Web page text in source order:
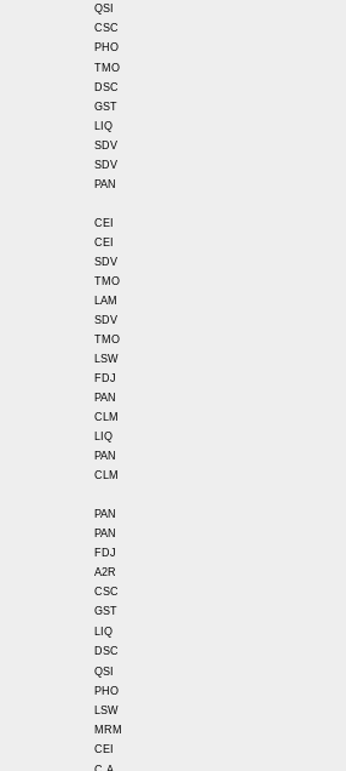
QSI
CSC
PHO
TMO
DSC
GST
LIQ
SDV
SDV
PAN
CEI
CEI
SDV
TMO
LAM
SDV
TMO
LSW
FDJ
PAN
CLM
LIQ
PAN
CLM
PAN
PAN
FDJ
A2R
CSC
GST
LIQ
DSC
QSI
PHO
LSW
MRM
CEI